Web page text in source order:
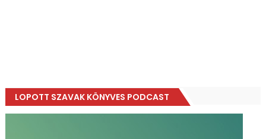
LOPOTT SZAVAK KÖNYVES PODCAST